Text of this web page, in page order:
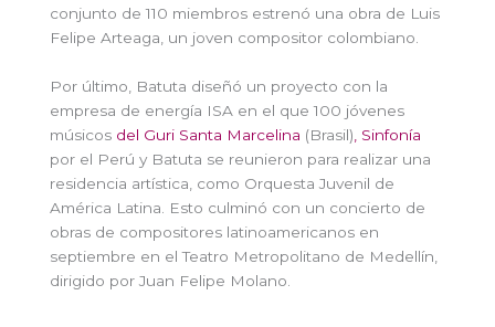
conjunto de 110 miembros estrenó una obra de Luis
Felipe Arteaga, un joven compositor colombiano.
Por último, Batuta diseñó un proyecto con la
empresa de energía ISA en el que 100 jóvenes
músicos del Guri Santa Marcelina (Brasil), Sinfonía
por el Perú y Batuta se reunieron para realizar una
residencia artística, como Orquesta Juvenil de
América Latina. Esto culminó con un concierto de
obras de compositores latinoamericanos en
septiembre en el Teatro Metropolitano de Medellín,
dirigido por Juan Felipe Molano.